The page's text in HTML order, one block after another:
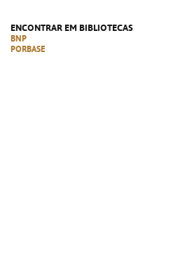
ENCONTRAR EM BIBLIOTECAS
BNP
PORBASE